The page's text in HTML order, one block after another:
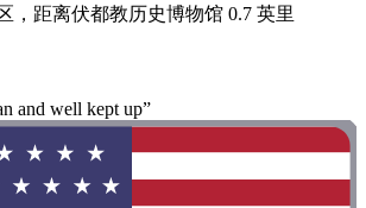
，距离伏都教历史博物馆 0.7 英里
and well kept up”